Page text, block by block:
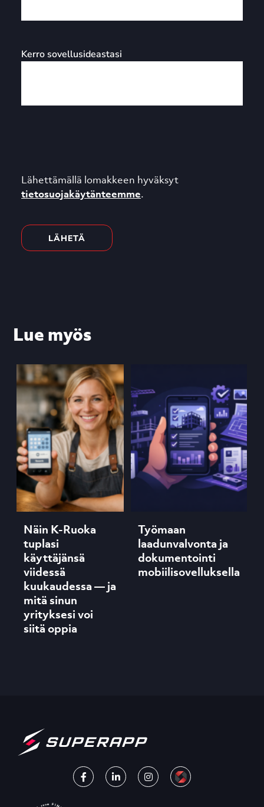
Kerro sovellusideastasi
Lähettämällä lomakkeen hyväksyt
tietosuojakäytänteemme.
Lue myös
Näin K-Ruoka
tuplasi
käyttäjänsä
viidessä
kuukaudessa — ja
mitä sinun
yrityksesi voi
siitä oppia
Työmaan
laadunvalvonta ja
dokumentointi
mobiilisovelluksella